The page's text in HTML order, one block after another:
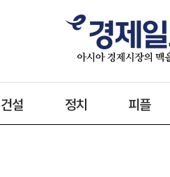
건설 정치 피플